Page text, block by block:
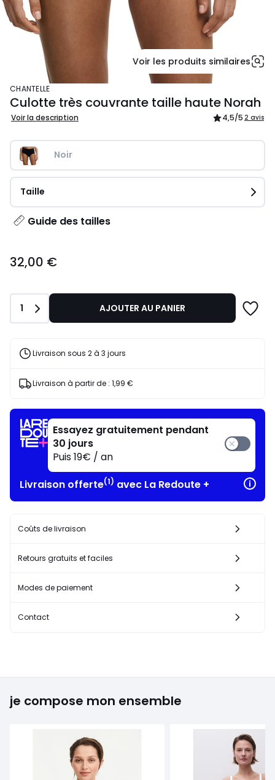
Voir les produits similaires
CHANTELLE
Culotte très couvrante taille haute Norah
Voir la description 4,5/5 2 avis
Noir
Taille
Guide des tailles
€.
32,00 €
Quantité
1 AJOUTER AU PANIER
Livraison sous 2 à 3 jours
Livraison à partir de : 1,99 €
Essayez gratuitement pendant
30 jours
Puis 19€ / an
Livraison offerte(1) avec La Redoute +
Coûts de livraison
Retours gratuits et faciles
Modes de paiement
Contact
je compose mon ensemble